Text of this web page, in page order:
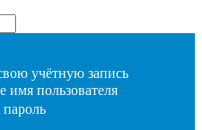
учётную запись
имя пользователя